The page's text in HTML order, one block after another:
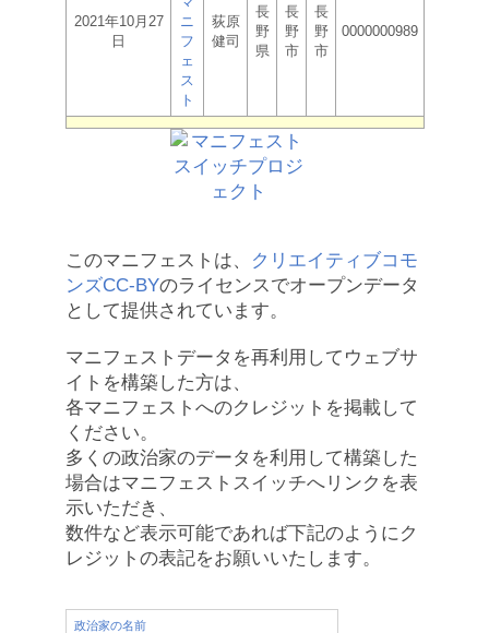
2021年10月27
日
ニ
フ
ェ
ス
ト
荻原
健司
長
野
県
長
野
市
長
野
市
0000000989
このマニフェストは、
クリエイティブコモ
ンズCC-BYのライセンスでオープンデータ
として提供されています。
マニフェストデータを再利用してウェブサ
イトを構築した方は、
各マニフェストへのクレジットを掲載して
ください。
多くの政治家のデータを利用して構築した
場合はマニフェストスイッチへリンクを表
示いただき、
数件など表示可能であれば下記のようにク
レジットの表記をお願いいたします。
政治家の名前